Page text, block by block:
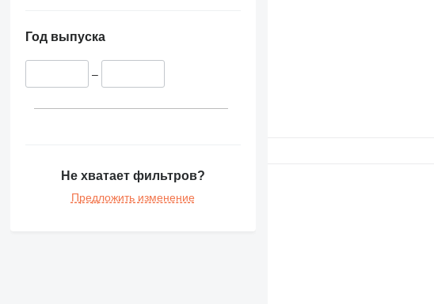
Год выпуска
–
Не хватает фильтров?
Предложить изменение